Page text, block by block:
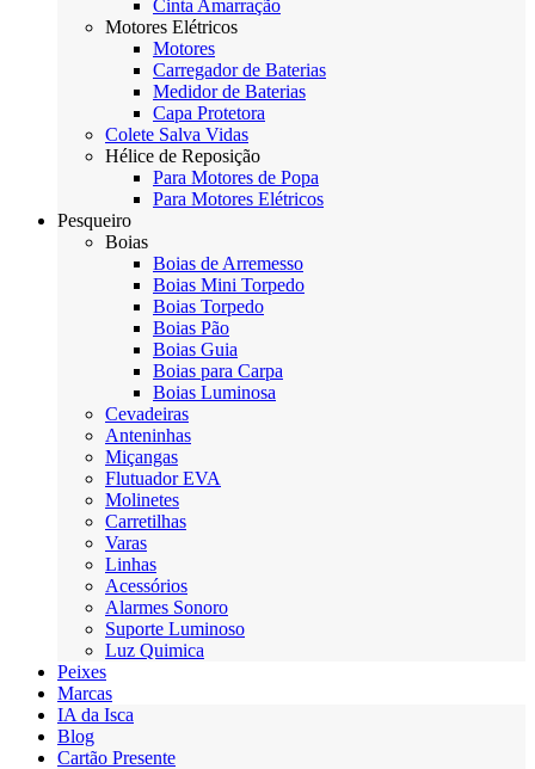
Cinta Amarração
Motores Elétricos
Motores
Carregador de Baterias
Medidor de Baterias
Capa Protetora
Colete Salva Vidas
Hélice de Reposição
Para Motores de Popa
Para Motores Elétricos
Pesqueiro
Boias
Boias de Arremesso
Boias Mini Torpedo
Boias Torpedo
Boias Pão
Boias Guia
Boias para Carpa
Boias Luminosa
Cevadeiras
Anteninhas
Miçangas
Flutuador EVA
Molinetes
Carretilhas
Varas
Linhas
Acessórios
Alarmes Sonoro
Suporte Luminoso
Luz Quimica
Peixes
Marcas
IA da Isca
Blog
Cartão Presente